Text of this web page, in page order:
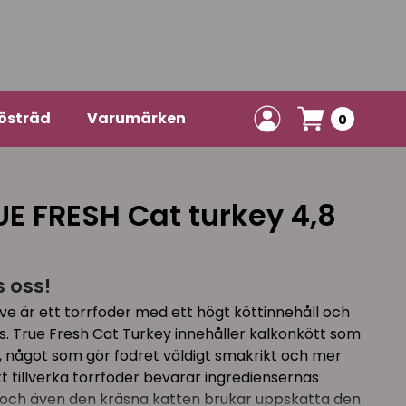
Varumärken 0
FRESH Cat turkey 4,8
oss!
är ett torrfoder med ett högt köttinnehåll och
True Fresh Cat Turkey innehåller kalkonkött som
som gör fodret väldigt smakrikt och mer
tillverka torrfoder bevarar ingrediensernas
även den kräsna katten brukar uppskatta den